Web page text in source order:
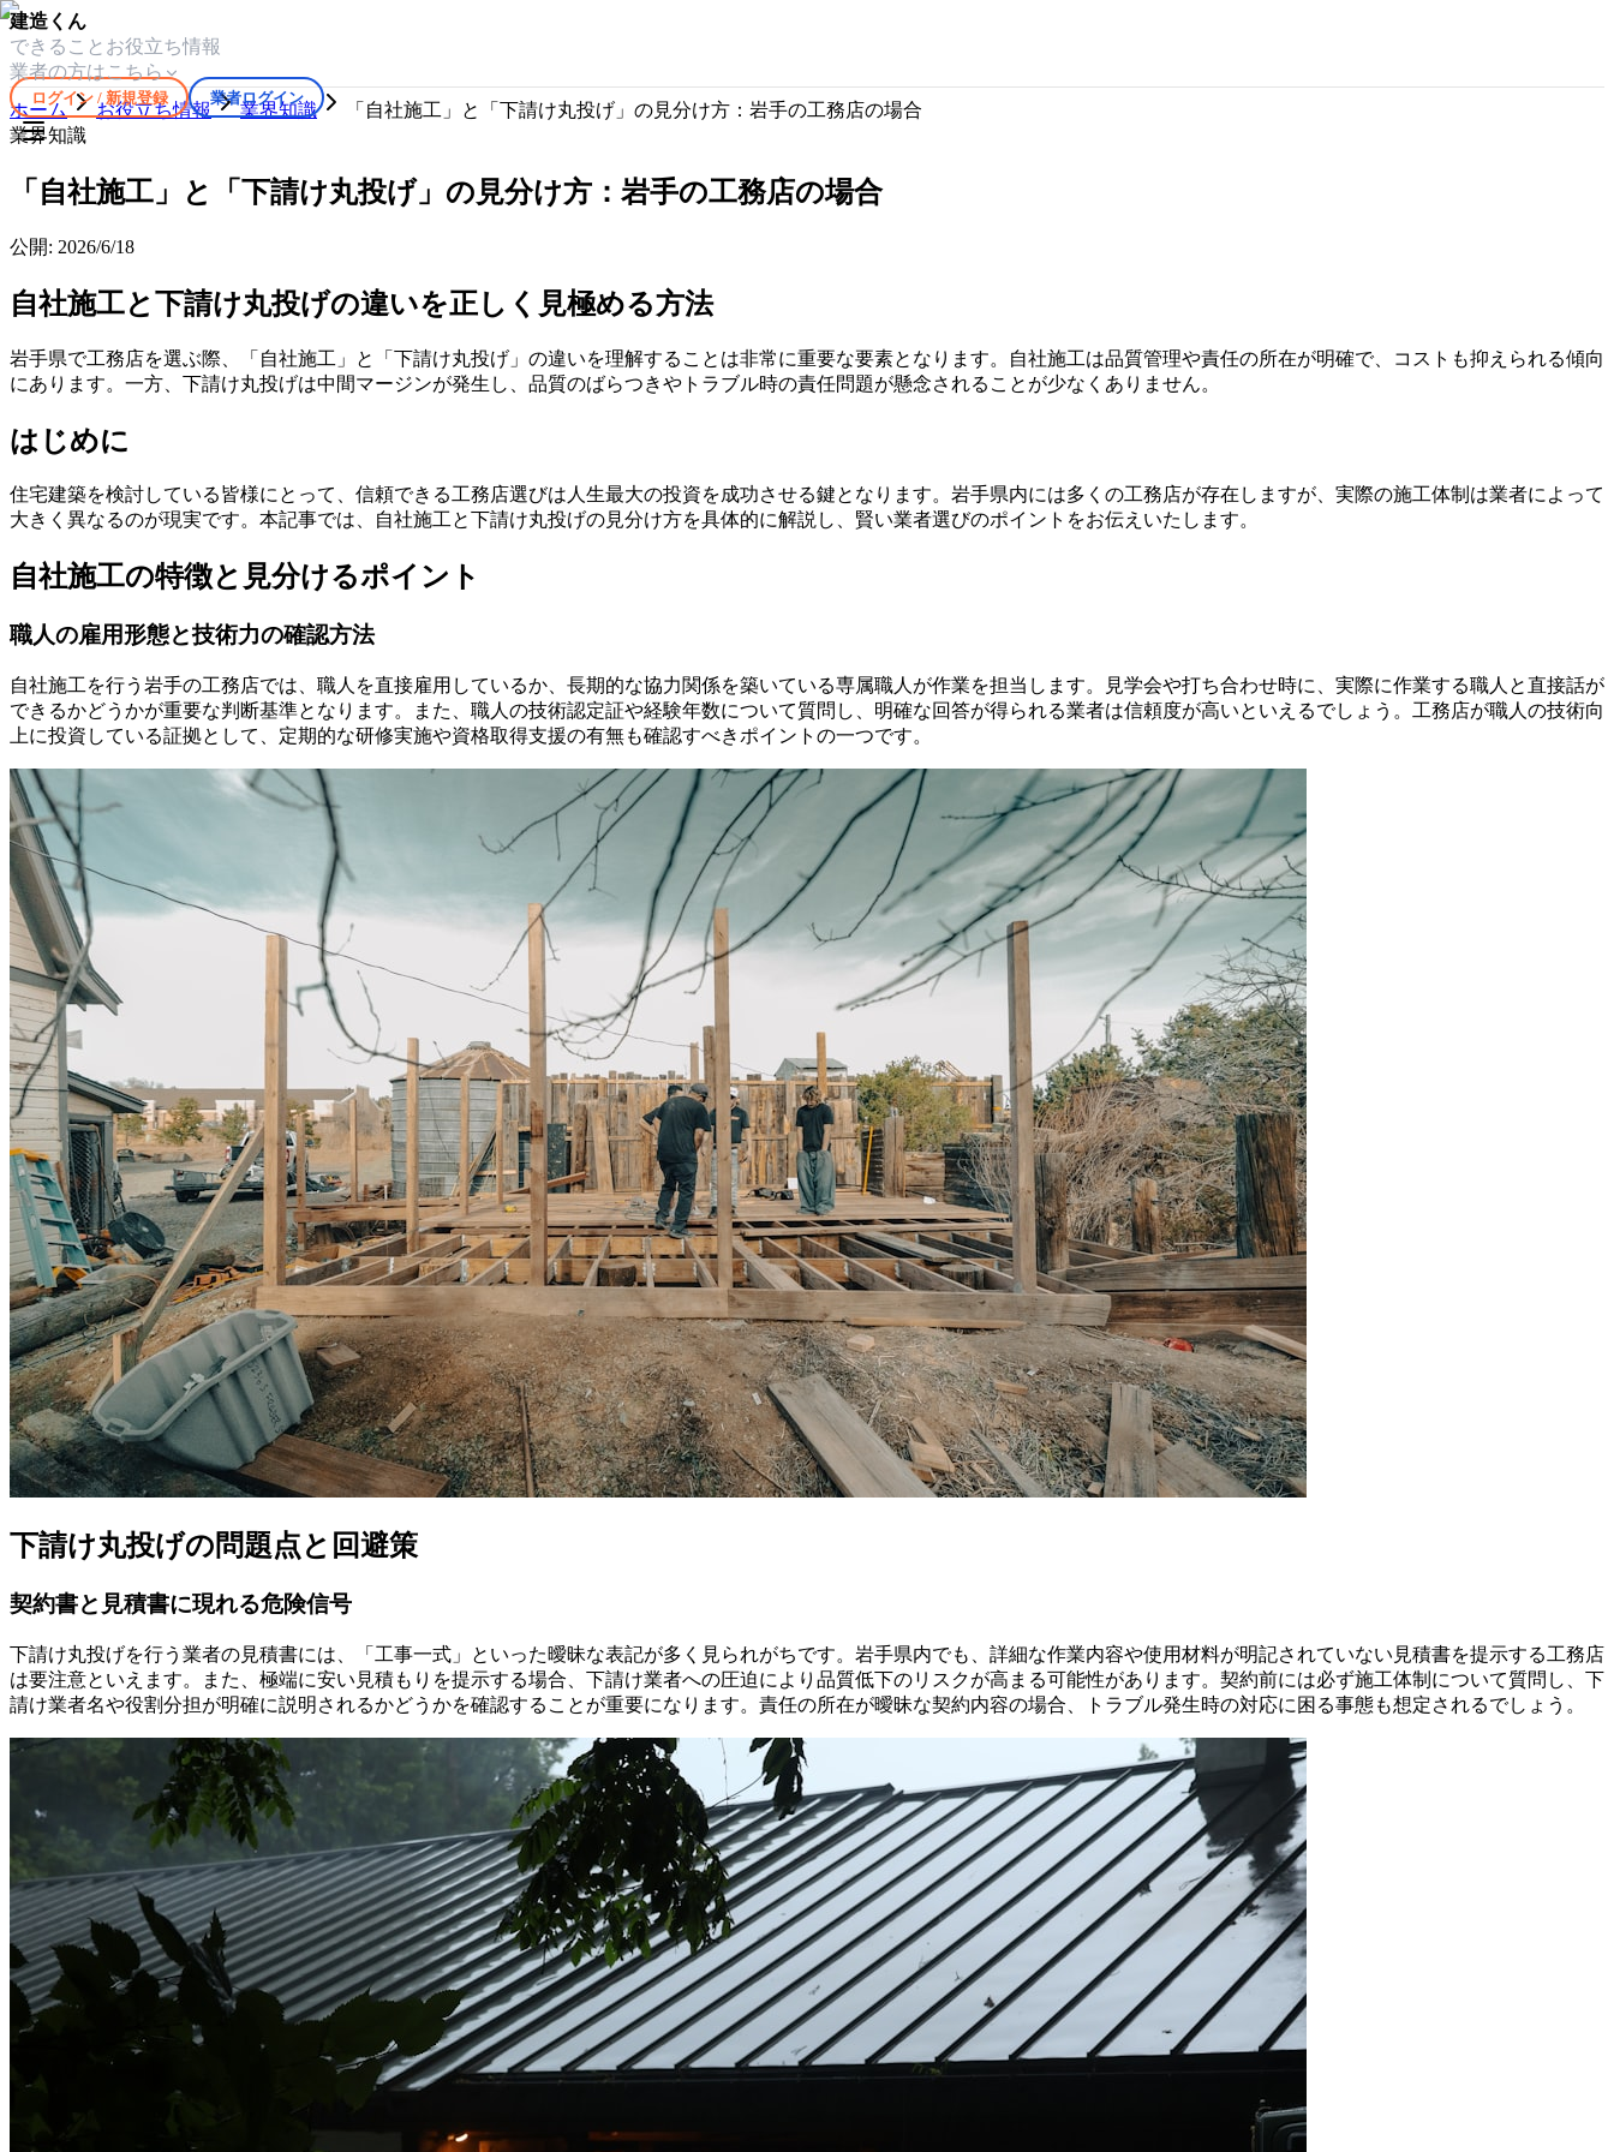
建造くん
できること お役立ち情報
業者の方はこちら
ログイン / 新規登録 業者ログイン
ホーム お役立ち情報 業界知識
「自社施工」と「下請け丸投げ」の見分け方：岩手の工務店の場合
業界知識
「自社施工」と「下請け丸投げ」の見分け方：岩手の工務店の場合
公開: 2026/6/18
自社施工と下請け丸投げの違いを正しく見極める方法
岩手県で工務店を選ぶ際、「自社施工」と「下請け丸投げ」の違いを理解することは非常に重要な要素となります。自社施工は品質管理や責任の所在が明確で、コストも抑えられる傾向
にあります。一方、下請け丸投げは中間マージンが発生し、品質のばらつきやトラブル時の責任問題が懸念されることが少なくありません。
はじめに
住宅建築を検討している皆様にとって、信頼できる工務店選びは人生最大の投資を成功させる鍵となります。岩手県内には多くの工務店が存在しますが、実際の施工体制は業者によって
大きく異なるのが現実です。本記事では、自社施工と下請け丸投げの見分け方を具体的に解説し、賢い業者選びのポイントをお伝えいたします。
自社施工の特徴と見分けるポイント
職人の雇用形態と技術力の確認方法
自社施工を行う岩手の工務店では、職人を直接雇用しているか、長期的な協力関係を築いている専属職人が作業を担当します。見学会や打ち合わせ時に、実際に作業する職人と直接話が
できるかどうかが重要な判断基準となります。また、職人の技術認定証や経験年数について質問し、明確な回答が得られる業者は信頼度が高いといえるでしょう。工務店が職人の技術向
上に投資している証拠として、定期的な研修実施や資格取得支援の有無も確認すべきポイントの一つです。
下請け丸投げの問題点と回避策
契約書と見積書に現れる危険信号
下請け丸投げを行う業者の見積書には、「工事一式」といった曖昧な表記が多く見られがちです。岩手県内でも、詳細な作業内容や使用材料が明記されていない見積書を提示する工務店
は要注意といえます。また、極端に安い見積もりを提示する場合、下請け業者への圧迫により品質低下のリスクが高まる可能性があります。契約前には必ず施工体制について質問し、下
請け業者名や役割分担が明確に説明されるかどうかを確認することが重要になります。責任の所在が曖昧な契約内容の場合、トラブル発生時の対応に困る事態も想定されるでしょう。